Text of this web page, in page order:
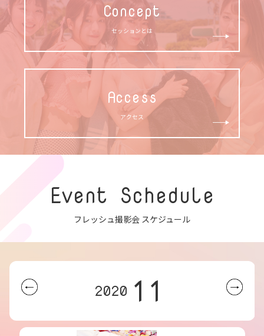
Concept
セッションとは
Access
アクセス
Event Schedule
フレッシュ撮影会 スケジュール
2020 11